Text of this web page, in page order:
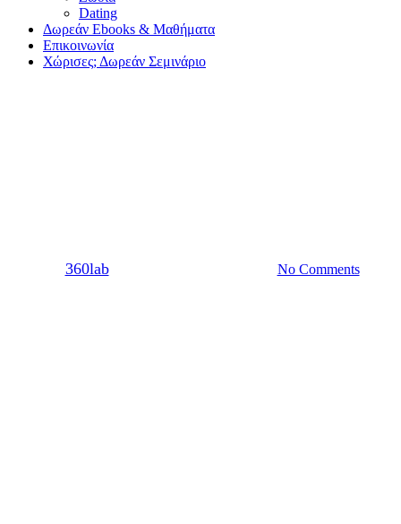
Dating
Δωρεάν Ebooks & Μαθήματα
Επικοινωνία
Χώρισες; Δωρεάν Σεμινάριο
360lab14/05/2021 No Comments